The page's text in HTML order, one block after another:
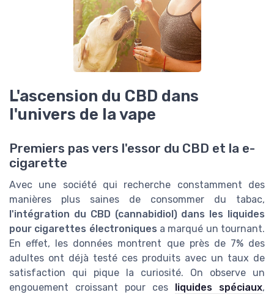
L'ascension du CBD dans
l'univers de la vape
Premiers pas vers l'essor du CBD et la e-
cigarette
Avec une société qui recherche constamment des
manières plus saines de consommer du tabac,
l'intégration du CBD (cannabidiol) dans les liquides
pour cigarettes électroniques a marqué un tournant.
En effet, les données montrent que près de 7% des
adultes ont déjà testé ces produits avec un taux de
satisfaction qui pique la curiosité. On observe un
engouement croissant pour ces
liquides spéciaux,